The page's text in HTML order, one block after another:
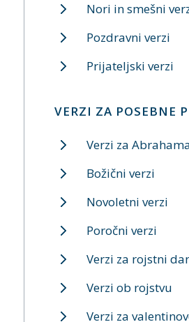
Nori in smešni
Pozdravni verzi
Prijateljski verzi
VERZI ZA POSEBNE
Verzi za
Božični verzi
Novoletni verzi
Poročni verzi
Verzi za rojstni
Verzi ob rojstvu
Verzi za